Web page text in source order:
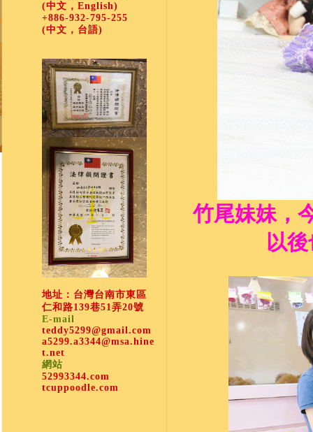
(中文，English)
+886-932-795-255
(中文，台語)
地址：台灣台南市東區
仁和路139巷51弄20號
E-mail
teddy5299@gmail.com
a5299.a3344@msa.hine
t.net
網站
52993344.com
tcuppoodle.com
竹尾妹妹，
以